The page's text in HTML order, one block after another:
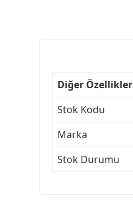
Diğer Özellikler
Stok Kodu
Marka
Stok Durumu